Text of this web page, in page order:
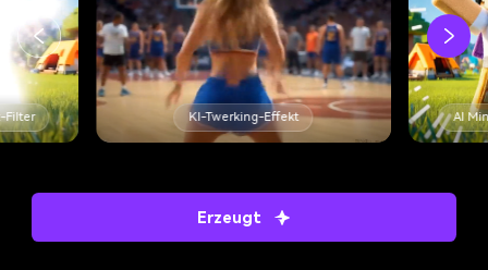
Effekt AI Minecraft-Filter KI-
Erzeugt